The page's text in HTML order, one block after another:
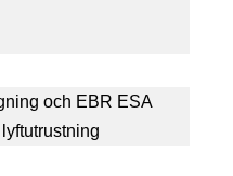
och EBR ESA